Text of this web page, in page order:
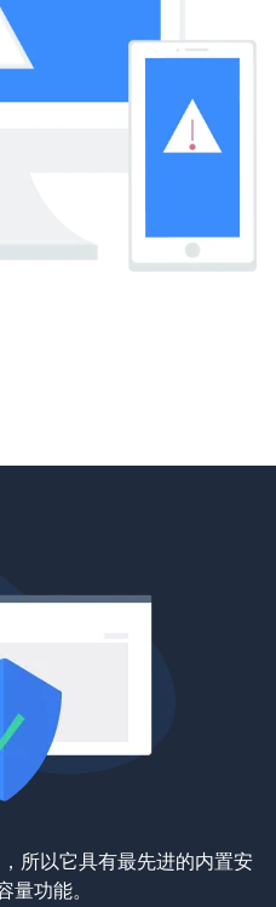
所以它具有最先进的内置安
量功能。